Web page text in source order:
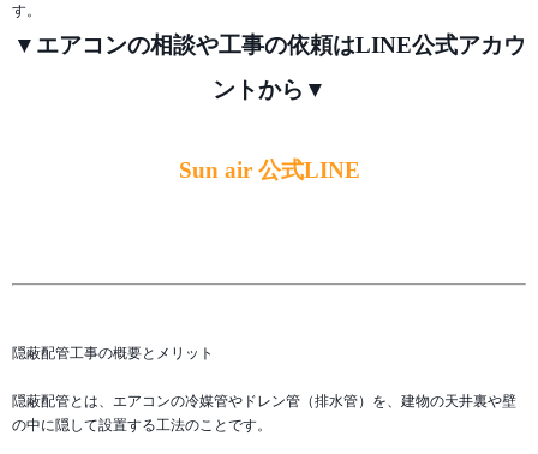
す。
▼エアコンの相談や工事の依頼はLINE公式アカウ
ントから▼
Sun air 公式LINE
隠蔽配管工事の概要とメリット
隠蔽配管とは、エアコンの冷媒管やドレン管（排水管）を、建物の天井裏や壁
の中に隠して設置する工法のことです。